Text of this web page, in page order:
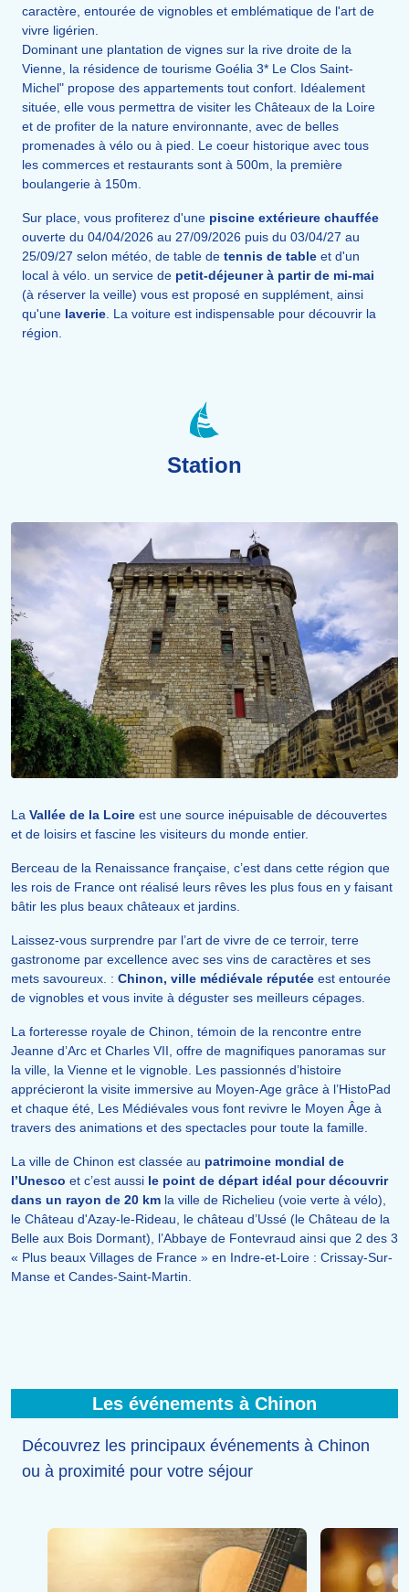
caractère, entourée de vignobles et emblématique de l'art de
vivre ligérien.
Dominant une plantation de vignes sur la rive droite de la
Vienne, la résidence de tourisme Goélia 3* Le Clos Saint-
Michel" propose des appartements tout confort. Idéalement
située, elle vous permettra de visiter les Châteaux de la Loire
et de profiter de la nature environnante, avec de belles
promenades à vélo ou à pied. Le coeur historique avec tous
les commerces et restaurants sont à 500m, la première
boulangerie à 150m.
Sur place, vous profiterez d'une piscine extérieure chauffée
ouverte du 04/04/2026 au 27/09/2026 puis du 03/04/27 au
25/09/27 selon météo, de table de tennis de table et d'un
local à vélo. un service de petit-déjeuner à partir de mi-mai
(à réserver la veille) vous est proposé en supplément, ainsi
qu'une laverie . La voiture est indispensable pour découvrir la
région.
Station
La Vallée de la Loire est une source inépuisable de découvertes
et de loisirs et fascine les visiteurs du monde entier.
Berceau de la Renaissance française, c’est dans cette région que
les rois de France ont réalisé leurs rêves les plus fous en y faisant
bâtir les plus beaux châteaux et jardins.
Laissez-vous surprendre par l’art de vivre de ce terroir, terre
gastronome par excellence avec ses vins de caractères et ses
mets savoureux. : Chinon, ville médiévale réputée est entourée
de vignobles et vous invite à déguster ses meilleurs cépages.
La forteresse royale de Chinon , témoin de la rencontre entre
Jeanne d’Arc et Charles VII, offre de magnifiques panoramas sur
la ville, la Vienne et le vignoble. Les passionnés d’histoire
apprécieront la visite immersive au Moyen-Age grâce à l’HistoPad
et chaque été, Les Médiévales vous font revivre le Moyen Âge à
travers des animations et des spectacles pour toute la famille.
La ville de Chinon est classée au patrimoine mondial de
l’Unesco et c’est aussi le point de départ idéal pour découvrir
dans un rayon de 20 km la ville de Richelieu (voie verte à vélo),
le Château d'Azay-le-Rideau, le château d’Ussé (le Château de la
Belle aux Bois Dormant), l’Abbaye de Fontevraud ainsi que 2 des 3
« Plus beaux Villages de France » en Indre-et-Loire : Crissay-Sur-
Manse et Candes-Saint-Martin.
Les événements à Chinon
Découvrez les principaux événements à Chinon
ou à proximité pour votre séjour